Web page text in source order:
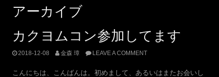
アーカイブ
カクヨムコン参加してます
2018-12-08 金森 璋 LEAVE A COMMENT
こんにちは、こんばんは。初めまして、あるいはまたお会いし